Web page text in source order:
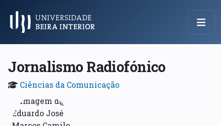
Menu Principal
Jornalismo Radiofónico
Ciências da Comunicação